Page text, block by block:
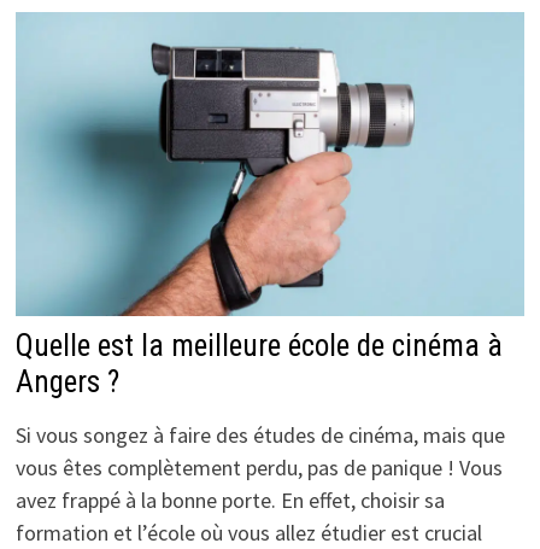
Quelle est la meilleure école de cinéma à
Angers ?
Si vous songez à faire des études de cinéma, mais que
vous êtes complètement perdu, pas de panique ! Vous
avez frappé à la bonne porte. En effet, choisir sa
formation et l’école où vous allez étudier est crucial